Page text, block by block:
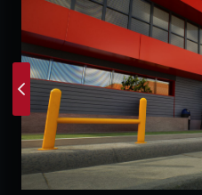
Previous